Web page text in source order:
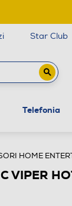
Star Club
Telefonia
HOME
VIPER